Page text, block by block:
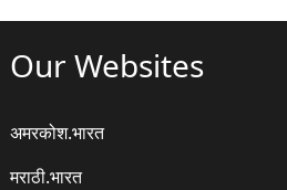
Our Websites
अमरकोश.भारत
मराठी.भारत